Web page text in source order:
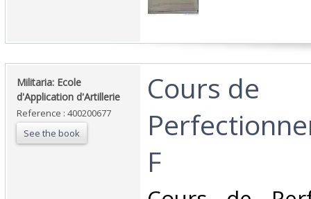
‎Militaria: Ecole
d'Application d'Artillerie‎
Reference : 400200677
See the book
‎Cours de
F‎